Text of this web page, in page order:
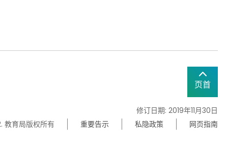
页首
修订日期: 2019年11月30日
教育局版权所有
重要告示 私隐政策 网页指南